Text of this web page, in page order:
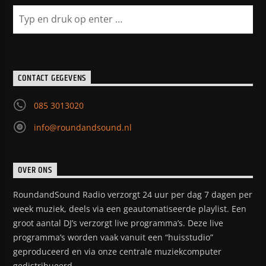
CONTACT GEGEVENS
085 3013020
info@roundandsound.nl
OVER ONS
RoundandSound Radio verzorgt 24 uur per dag 7 dagen per
week muziek, deels via een geautomatiseerde playlist. Een
groot aantal DJ’s verzorgt live programma’s. Deze live
programma’s worden vaak vanuit een “huisstudio”
geproduceerd en via onze centrale muziekcomputer